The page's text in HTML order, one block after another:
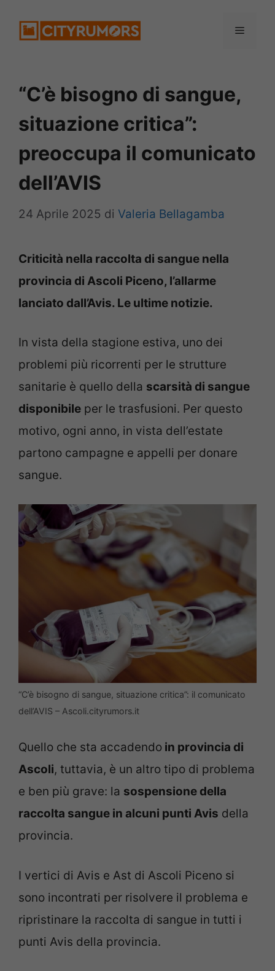
Menu
“C’è bisogno di sangue,
situazione critica”:
preoccupa il comunicato
dell’AVIS
24 Aprile 2025 di Valeria Bellagamba
Criticità nella raccolta di sangue nella
provincia di Ascoli Piceno, l’allarme
lanciato dall’Avis. Le ultime notizie.
In vista della stagione estiva, uno dei
problemi più ricorrenti per le strutture
sanitarie è quello della scarsità di sangue
disponibile per le trasfusioni. Per questo
motivo, ogni anno, in vista dell’estate
partono campagne e appelli per donare
sangue.
“C’è bisogno di sangue, situazione critica”: il comunicato
dell’AVIS – Ascoli.cityrumors.it
Quello che sta accadendo in provincia di
Ascoli, tuttavia, è un altro tipo di problema
e ben più grave: la sospensione della
raccolta sangue in alcuni punti Avis della
provincia.
I vertici di Avis e Ast di Ascoli Piceno si
sono incontrati per risolvere il problema e
ripristinare la raccolta di sangue in tutti i
punti Avis della provincia.